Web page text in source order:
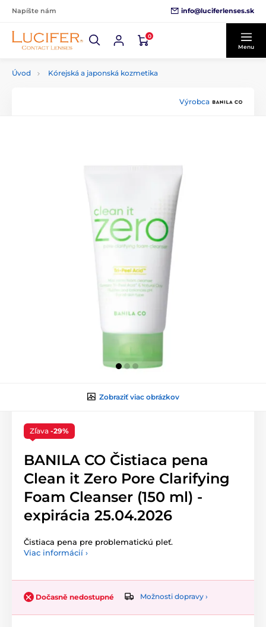
Napíšte nám info@luciferlenses.sk
0
Menu
Úvod Kórejská a japonská kozmetika
Výrobca
Zobraziť viac obrázkov
Zľava -29%
BANILA CO Čistiaca pena
Clean it Zero Pore Clarifying
Foam Cleanser (150 ml) -
expirácia 25.04.2026
Čistiaca pena pre problematickú pleť.
Viac informácií ›
Dočasně nedostupné Možnosti dopravy ›